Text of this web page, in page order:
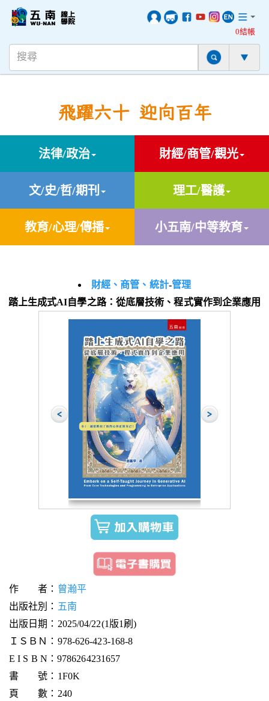
0結帳
飛躍六十 迎向百年
法律/政治 財經/商管/觀光
文/史/哲/期刊 理工/醫護
教育/心理/傳播 小五南/中等教育
財經、商管、統計-管理
踏上生成式AI自學之路：從底層技術、程式實作到企業應用
作 者： 曾瀚平
出版社別： 五南
出版日期：2025/04/22(1版1刷)
ＩＳＢＮ：978-626-423-168-8
E I S B N：9786264231657
書 號：1F0K
頁 數：240